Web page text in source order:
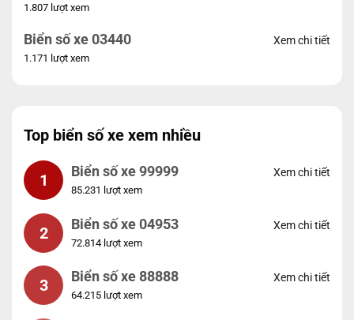
1.807 lượt xem
Biển số xe 03440
1.171 lượt xem
Xem chi tiết
Top biển số xe xem nhiều
1 Biển số xe 99999
85.231 lượt xem
Xem chi tiết
2 Biển số xe 04953
72.814 lượt xem
Xem chi tiết
3 Biển số xe 88888
64.215 lượt xem
Xem chi tiết